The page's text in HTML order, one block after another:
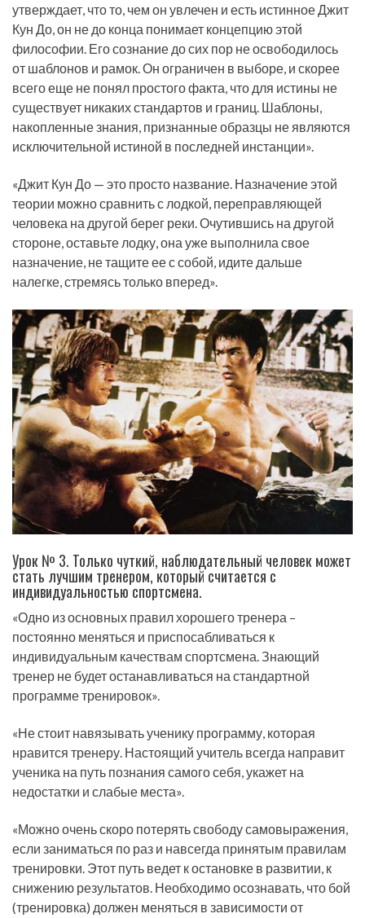
утверждает, что то, чем он увлечен и есть истинное Джит
Кун До, он не до конца понимает концепцию этой
философии. Его сознание до сих пор не освободилось
от шаблонов и рамок. Он ограничен в выборе, и скорее
всего еще не понял простого факта, что для истины не
существует никаких стандартов и границ. Шаблоны,
накопленные знания, признанные образцы не являются
исключительной истиной в последней инстанции».
«Джит Кун До — это просто название. Назначение этой
теории можно сравнить с лодкой, переправляющей
человека на другой берег реки. Очутившись на другой
стороне, оставьте лодку, она уже выполнила свое
назначение, не тащите ее с собой, идите дальше
налегке, стремясь только вперед».
Урок № 3. Только чуткий, наблюдательный человек может
стать лучшим тренером, который считается с
индивидуальностью спортсмена.
«Одно из основных правил хорошего тренера –
постоянно меняться и приспосабливаться к
индивидуальным качествам спортсмена. Знающий
тренер не будет останавливаться на стандартной
программе тренировок».
«Не стоит навязывать ученику программу, которая
нравится тренеру. Настоящий учитель всегда направит
ученика на путь познания самого себя, укажет на
недостатки и слабые места».
«Можно очень скоро потерять свободу самовыражения,
если заниматься по раз и навсегда принятым правилам
тренировки. Этот путь ведет к остановке в развитии, к
снижению результатов. Необходимо осознавать, что бой
(тренировка) должен меняться в зависимости от